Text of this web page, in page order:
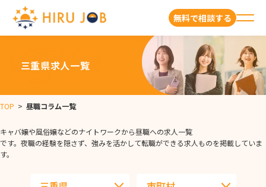
無料で相談する
三重県求人一覧
TOP > 昼職コラム一覧
キャバ嬢や風俗嬢などのナイトワークから昼職への求人一覧
です。夜職の経験を隠さず、強みを活かして転職ができる求人ものを掲載していま
す。